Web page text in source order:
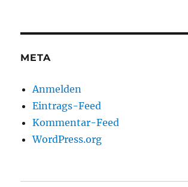
META
Anmelden
Eintrags-Feed
Kommentar-Feed
WordPress.org